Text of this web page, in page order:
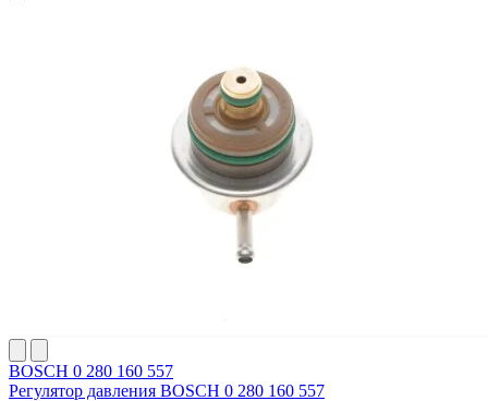
BOSCH 0 280 160 557
Регулятор давления BOSCH 0 280 160 557